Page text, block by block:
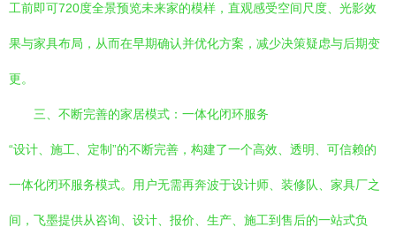
工前即可720度全景预览未来家的模样，直观感受空间尺度、光影效
果与家具布局，从而在早期确认并优化方案，减少决策疑虑与后期变
更。
三、不断完善的家居模式：一体化闭环服务
“设计、施工、定制”的不断完善，构建了一个高效、透明、可信赖的
一体化闭环服务模式。用户无需再奔波于设计师、装修队、家具厂之
间，飞墨提供从咨询、设计、报价、生产、施工到售后的一站式负